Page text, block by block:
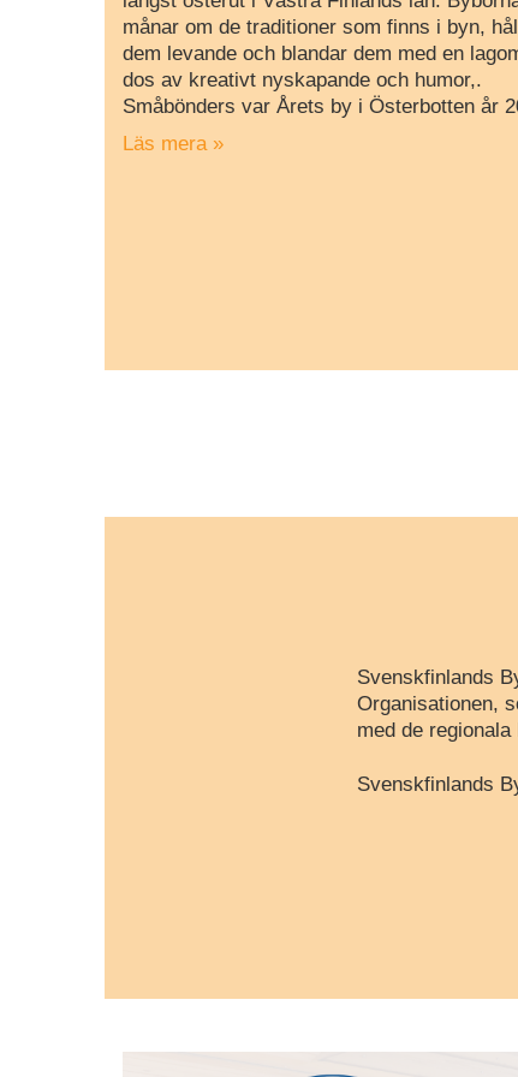
månar om de traditioner som finns i byn,
dem levande och blandar dem med en
dos av kreativt nyskapande och humor,.
Småbönders var Årets by i Österbotten år
Läs mera »
Svenskfinlands
Organisationen,
med de
Svenskfinlands